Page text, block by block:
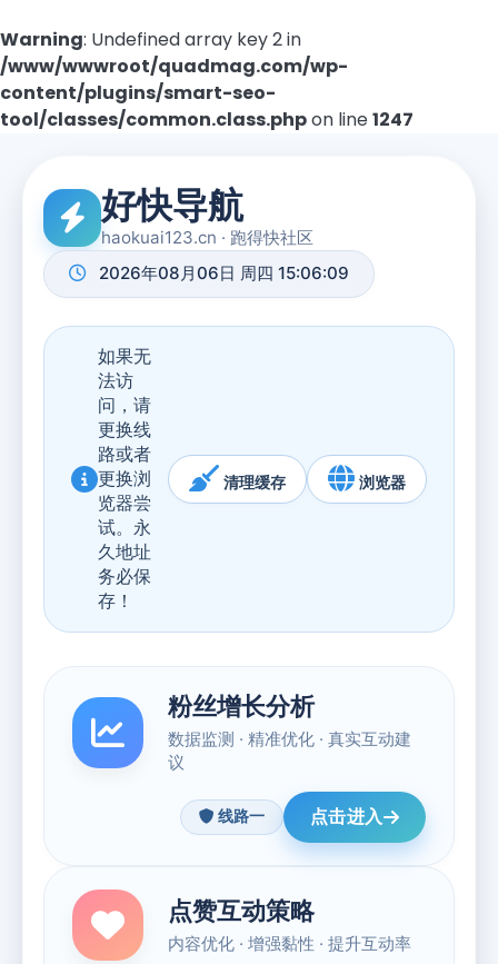
Warning: Undefined array key 2 in
/www/wwwroot/quadmag.com/wp-
content/plugins/smart-seo-
tool/classes/common.class.phpon line1247